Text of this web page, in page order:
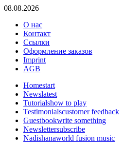
08.08.2026
О нас
Контакт
Ссылки
Оформление заказов
Imprint
AGB
Homestart
Newslatest
Tutorialshow to play
Testimonialscustomer feedback
Guestbookwrite something
Newslettersubscribe
Nadishanaworld fusion music